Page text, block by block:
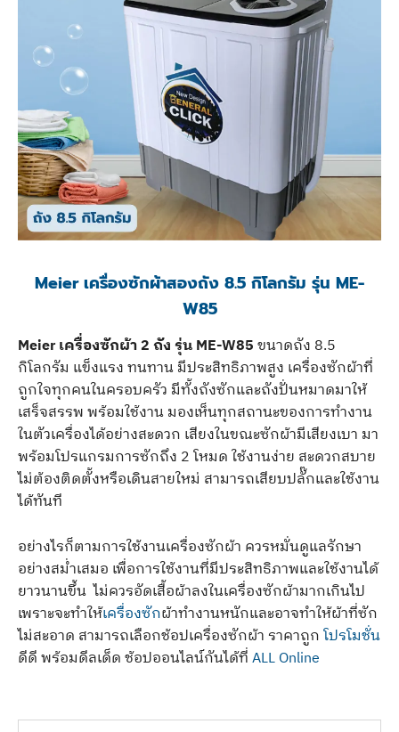
Meier เครื่องซักผ้าสองถัง 8.5 กิโลกรัม รุ่น ME-
W85
Meier เครื่องซักผ้า 2 ถัง รุ่น ME-W85ขนาดถัง 8.5
กิโลกรัม แข็งแรง ทนทาน มีประสิทธิภาพสูง เครื่องซักผ้าที่
ถูกใจทุกคนในครอบครัว มีทั้งถังซักและถังปั่นหมาดมาให้
เสร็จสรรพ พร้อมใช้งาน มองเห็นทุกสถานะของการทำงาน
ในตัวเครื่องได้อย่างสะดวก เสียงในขณะซักผ้ามีเสียงเบา มา
พร้อมโปรแกรมการซักถึง 2 โหมด ใช้งานง่าย สะดวกสบาย
ไม่ต้องติดตั้งหรือเดินสายใหม่ สามารถเสียบปลั๊กและใช้งาน
ได้ทันที
อย่างไรก็ตามการใช้งานเครื่องซักผ้า ควรหมั่นดูแลรักษา
อย่างสม่ำเสมอ เพื่อการใช้งานที่มีประสิทธิภาพและใช้งานได้
ยาวนานขึ้น ไม่ควรอัดเสื้อผ้าลงในเครื่องซักผ้ามากเกินไป
เพราะจะทำให้เครื่องซักผ้าทำงานหนักและอาจทำให้ผ้าที่ซัก
ไม่สะอาด สามารถเลือกช้อปเครื่องซักผ้า ราคาถูกโปรโมชั่น
ดีดี พร้อมดีลเด็ด ช้อปออนไลน์กันได้ที่ALL Online